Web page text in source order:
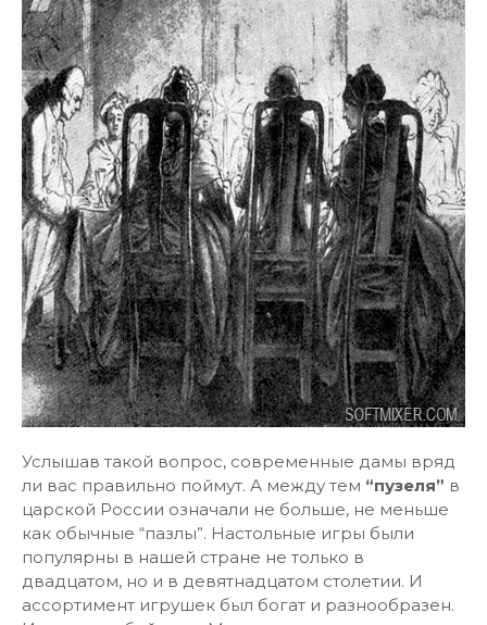
Услышав такой вопрос, современные дамы вряд
ли вас правильно поймут. А между тем “пузеля” в
царской России означали не больше, не меньше
как обычные “пазлы”. Настольные игры были
популярны в нашей стране не только в
двадцатом, но и в девятнадцатом столетии. И
ассортимент игрушек был богат и разнообразен.